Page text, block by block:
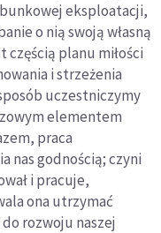
eksploatacji,
o nią swoją własną
częścią planu miłości
i strzeżenia
uczestniczymy
elementem
praca
nas godnością; czyni
i pracuje,
ona utrzymać
rozwoju naszej